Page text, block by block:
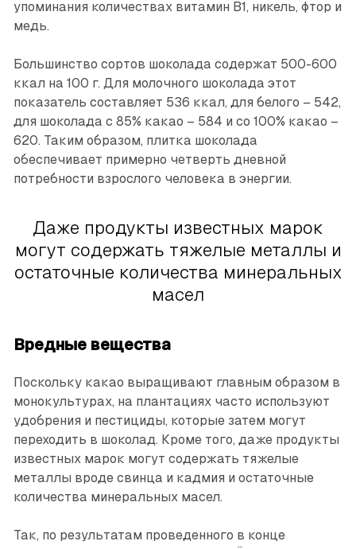
упоминания количествах витамин В1, никель, фтор и
медь.
Большинство сортов шоколада содержат 500-600
ккал на 100 г. Для молочного шоколада этот
показатель составляет 536 ккал, для белого – 542,
для шоколада с 85% какао – 584 и со 100% какао –
620. Таким образом, плитка шоколада
обеспечивает примерно четверть дневной
потребности взрослого человека в энергии.
Даже продукты известных марок
могут содержать тяжелые металлы и
остаточные количества минеральных
масел
Вредные вещества
Поскольку какао выращивают главным образом в
монокультурах, на плантациях часто используют
удобрения и пестициды, которые затем могут
переходить в шоколад. Кроме того, даже продукты
известных марок могут содержать тяжелые
металлы вроде свинца и кадмия и остаточные
количества минеральных масел.
Так, по результатам проведенного в конце